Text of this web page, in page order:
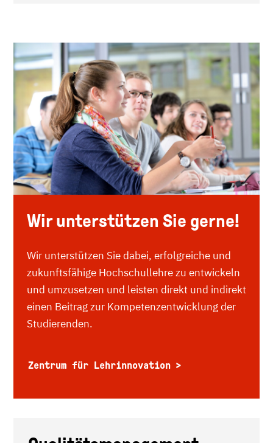
Wir unterstützen Sie gerne!
Wir unterstützen Sie dabei, erfolgreiche und
zukunftsfähige Hochschullehre zu entwickeln
und umzusetzen und leisten direkt und indirekt
einen Beitrag zur Kompetenzentwicklung der
Studierenden.
Zentrum für Lehrinnovation